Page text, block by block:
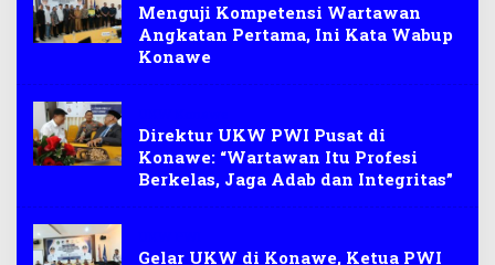
Menguji Kompetensi Wartawan
Angkatan Pertama, Ini Kata Wabup
Konawe
Direktur UKW PWI Pusat di
Konawe: “Wartawan Itu Profesi
Berkelas, Jaga Adab dan Integritas”
Gelar UKW di Konawe, Ketua PWI